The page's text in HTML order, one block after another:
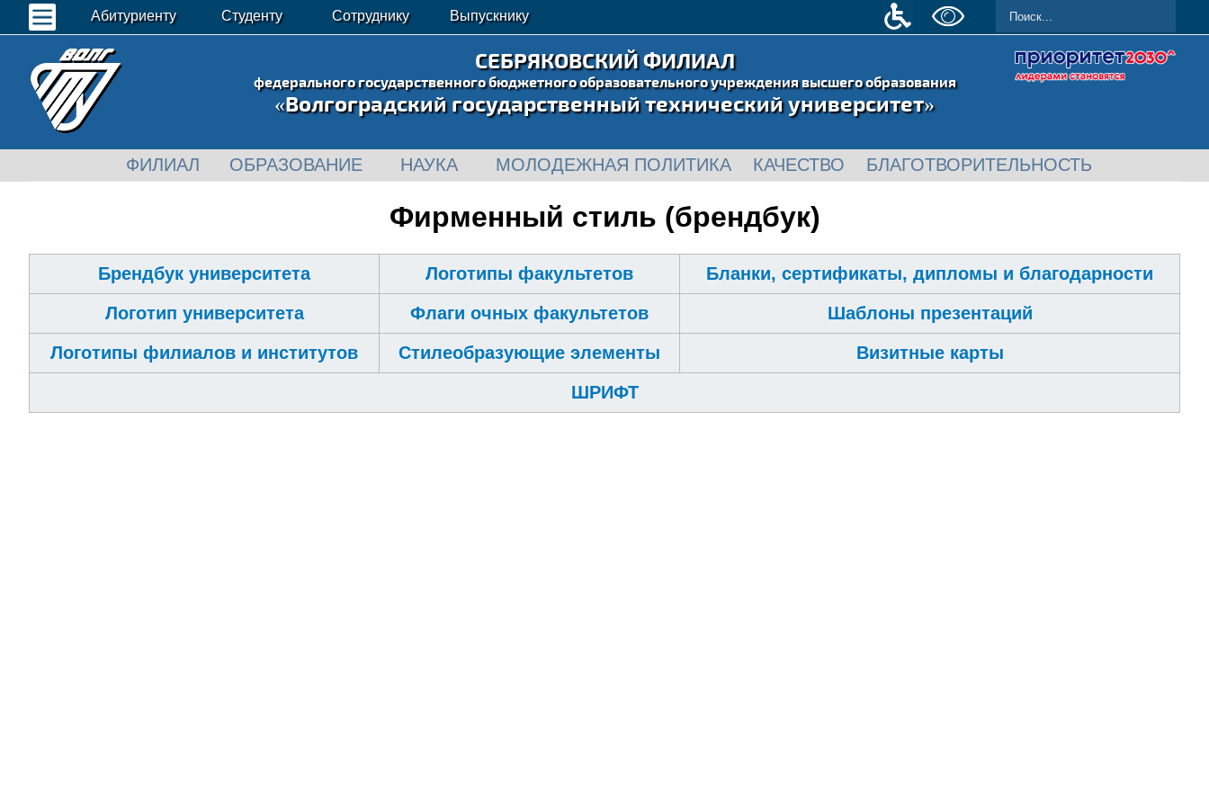
Абитуриенту Студенту Сотруднику Выпускнику
СЕБРЯКОВСКИЙ ФИЛИАЛ
федерального государственного бюджетного образовательного учреждения высшего образования
«Волгоградский государственный технический университет»
ФИЛИАЛ ОБРАЗОВАНИЕ НАУКА МОЛОДЕЖНАЯ ПОЛИТИКА КАЧЕСТВО БЛАГОТВОРИТЕЛЬНОСТЬ
Фирменный стиль (брендбук)
Брендбук университета Логотипы факультетов
Бланки, сертификаты, дипломы и благодарности
Логотип университета
Флаги очных факультетов
Шаблоны презентаций
Логотипы филиалов и институтов
Стилеобразующие элементы
Визитные карты
ШРИФТ